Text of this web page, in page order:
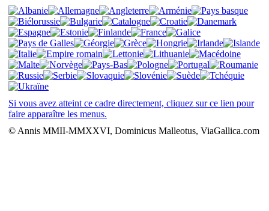
Si vous avez atteint ce cadre directement, cliquez sur ce lien pour
faire apparaître les menus.
© Annis MMII-MMXXVI, Dominicus Malleotus, ViaGallica.com